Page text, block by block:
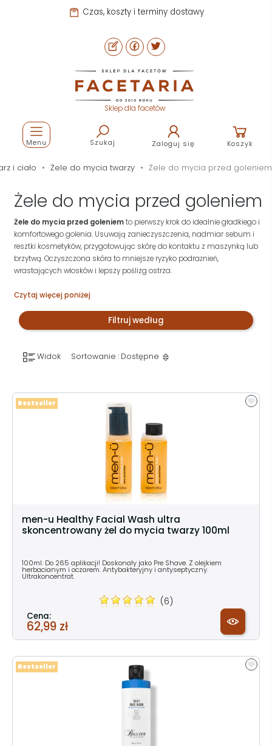
Pomoc i kontakt
Sklep dla facetów
Szukaj Zaloguj się Koszyk
Menu
i ciało Żele do mycia twarzy Żele do mycia przed goleniem
Żele do mycia przed goleniem
Żele do mycia przed goleniemto pierwszy krok do idealnie gładkiego i
komfortowego golenia. Usuwają zanieczyszczenia, nadmiar sebum i
resztki kosmetyków, przygotowując skórę do kontaktu z maszynką lub
brzytwą. Oczyszczona skóra to mniejsze ryzyko podrażnień,
wrastających włosków i lepszy poślizg ostrza.
Czytaj więcej poniżej
Filtruj według
Widok Sortowanie : Dostępne
men-u Healthy Facial Wash ultra
skoncentrowany żel do mycia twarzy 100ml
100ml. Do 265 aplikacji! Doskonały jako Pre Shave. Z olejkiem
herbacianym i oczarem. Antybakteryjny i antyseptyczny.
Ultrakoncentrat.
(6)
Cena:
62,99 zł
Bestseller
Bestseller